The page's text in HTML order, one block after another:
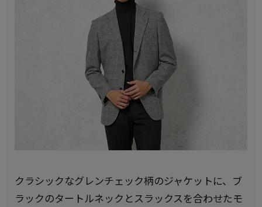
クラシックなグレンチェック柄のジャケットに、ブ
ラックのタートルネックとスラックスを合わせたモ